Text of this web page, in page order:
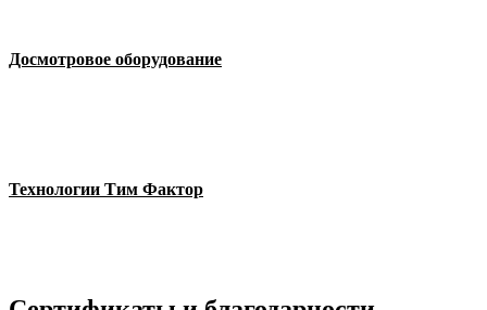
Досмотровое оборудование
Технологии Тим Фактор